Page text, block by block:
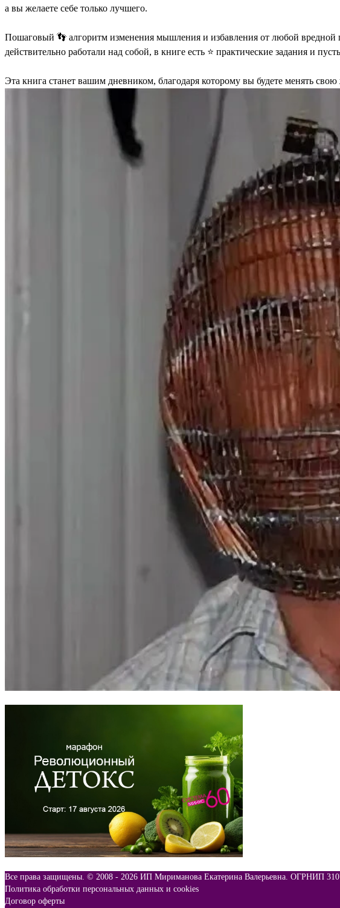
а вы желаете себе только лучшего.
Пошаговый 👣 алгоритм изменения мышления и избавления от любой
действительно работали над собой, в книге есть ⭐️ практические задания и
Эта книга станет вашим дневником, благодаря которому вы будете менять
Все права защищены. © 2008 - 2026 ИП Мириманова Екатерина Валерьевна. ОГРНИП
Политика обработки персональных данных и cookies
Договор оферты